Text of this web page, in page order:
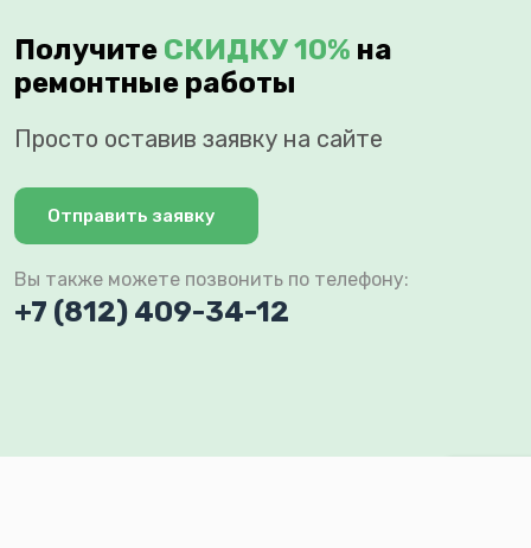
Получите СКИДКУ 10% на
ремонтные работы
Просто оставив заявку на сайте
Отправить заявку
Вы также можете позвонить по телефону:
+7 (812) 409-34-12